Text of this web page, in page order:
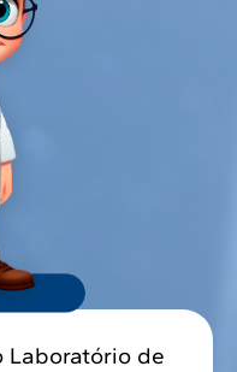
Laboratório de